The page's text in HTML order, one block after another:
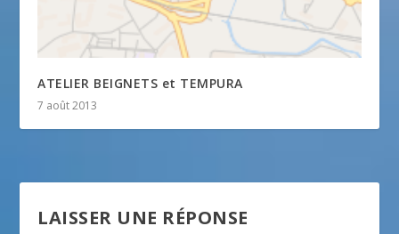
ATELIER BEIGNETS et TEMPURA
7 août 2013
LAISSER UNE RÉPONSE